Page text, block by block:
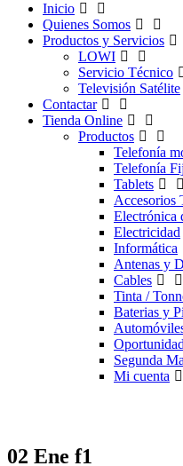
Inicio
Quienes Somos
Productos y Servicios
LOWI
Servicio Técnico
Televisión Satélite
Contactar
Tienda Online
Productos
Telefonía
Telefonía
Tablets
Accesorios
Electrónica
Electricidad
Informática
Antenas y
Cables
Tinta /
Baterias y
Segunda
Mi cuenta
02 Ene f1